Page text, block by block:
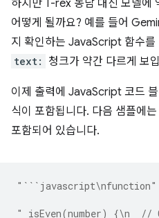
하지만 T-rex 농담 대신 모델에
어떻게 될까요? 예를 들어
지 확인하는 JavaScript 함수를
text: 청크가 약간 다르게 보
이제 출력에 JavaScript 코드
식이 포함됩니다. 다음 샘플에
포함되어 있습니다.
"```javascript\nfunction"
" isEven(number) {\n  //